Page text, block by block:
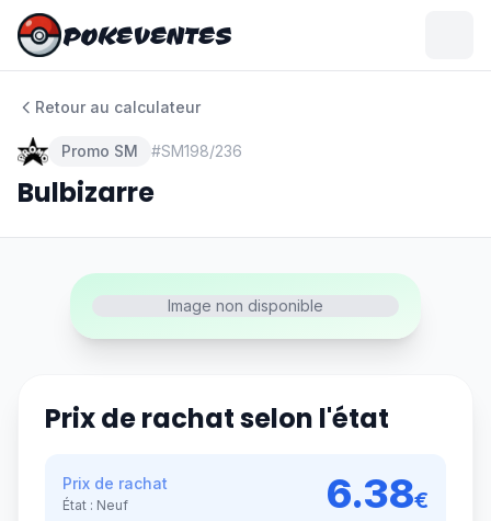
POKEVENTES
POKEVENTES
Retour au calculateur
Promo SM #SM198/236
Bulbizarre
Image non disponible
Prix de rachat selon l'état
Prix de rachat
État : Neuf 6.38€